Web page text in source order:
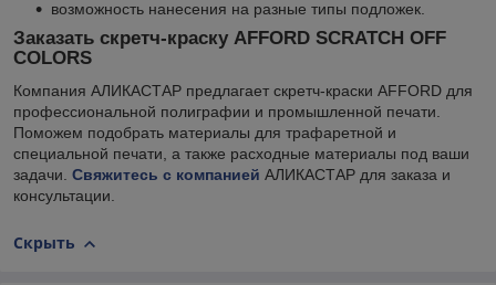
возможность нанесения на разные типы подложек.
Заказать скретч-краску AFFORD SCRATCH OFF
COLORS
Компания АЛИКАСТАР предлагает скретч-краски AFFORD для
профессиональной полиграфии и промышленной печати.
Поможем подобрать материалы для трафаретной и
специальной печати, а также расходные материалы под ваши
задачи. Свяжитесь с компанией АЛИКАСТАР для заказа и
консультации.
Скрыть